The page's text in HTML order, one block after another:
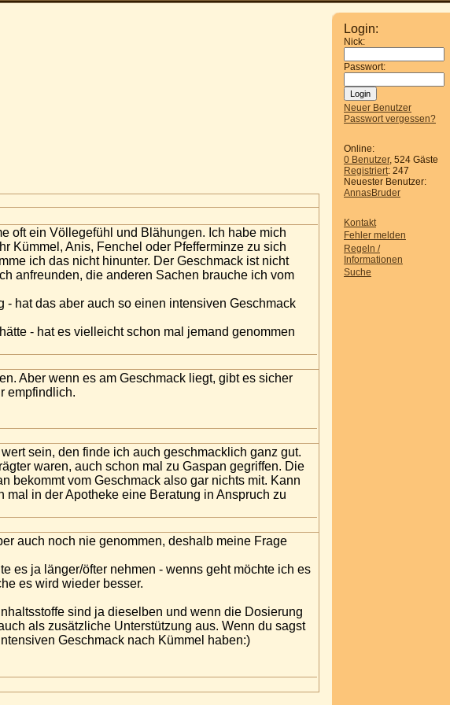
Login:
Nick:
Passwort:
Neuer Benutzer
Passwort vergessen?
Online:
0 Benutzer, 524 Gäste
Registriert: 247
Neuester Benutzer:
AnnasBruder
Kontakt
Fehler melden
Regeln /
Informationen
Suche
oft ein Völlegefühl und Blähungen. Ich habe mich
Kümmel, Anis, Fenchel oder Pfefferminze zu sich
ich das nicht hinunter. Der Geschmack ist nicht
anfreunden, die anderen Sachen brauche ich vom
hat das aber auch so einen intensiven Geschmack
- hat es vielleicht schon mal jemand genommen
Aber wenn es am Geschmack liegt, gibt es sicher
empfindlich.
sein, den finde ich auch geschmacklich ganz gut.
waren, auch schon mal zu Gaspan gegriffen. Die
bekommt vom Geschmack also gar nichts mit. Kann
in der Apotheke eine Beratung in Anspruch zu
auch noch nie genommen, deshalb meine Frage
es ja länger/öfter nehmen - wenns geht möchte ich es
es wird wieder besser.
sind ja dieselben und wenn die Dosierung
als zusätzliche Unterstützung aus. Wenn du sagst
Geschmack nach Kümmel haben:)